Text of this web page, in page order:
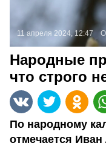
11 апреля 2024, 12:47
Народные
что строго
По народному
отмечается